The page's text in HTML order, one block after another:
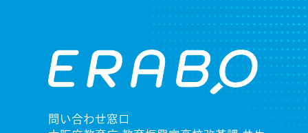
問い合わせ窓口